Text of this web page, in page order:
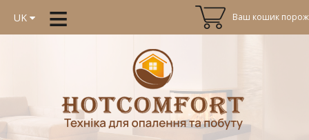
UK ≡ Ваш кошик